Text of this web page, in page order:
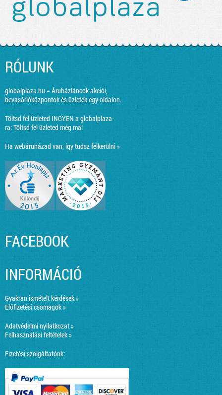
RÓLUNK
globalplaza.hu = Áruházláncok akciói,
bevásárlóközpontok és üzletek egy oldalon.
Töltsd fel üzleted INGYEN a globalplaza-
ra:Töltsd fel üzleted még ma!
Ha webáruházad van, így tudsz felkerülni »
FACEBOOK
INFORMÁCIÓ
Gyakran ismételt kérdések »
Előfizetési csomagok »
Adatvédelmi nyilatkozat »
Felhasználási feltételek »
Fizetési szolgáltatónk: